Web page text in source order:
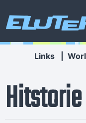
Links
Hitstorie